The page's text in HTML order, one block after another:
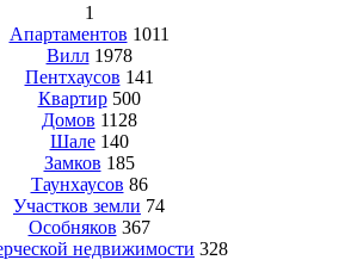
1
Апартаментов 1011
Вилл 1978
Пентхаусов 141
Квартир 500
Домов 1128
Шале 140
Замков 185
Таунхаусов 86
Участков земли 74
Особняков 367
недвижимости 328